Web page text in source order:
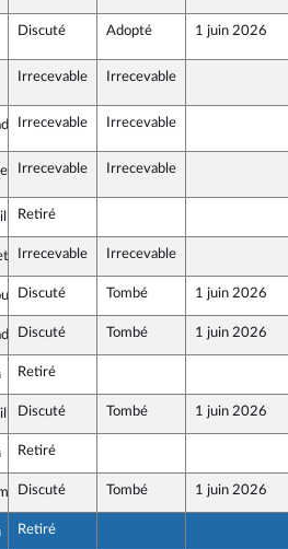
n°181
- Nouveau Front Populaire
Discuté Adopté 1 juin 2026
n°181
- Nouveau Front Populaire
Irrecevable Irrecevable
n°181
Irrecevable Irrecevable
n°181
Léautey
Irrecevable Irrecevable
Retiré
Irrecevable Irrecevable
et Républicaine
Discuté Tombé 1 juin 2026
Discuté Tombé 1 juin 2026
Retiré
Discuté Tombé 1 juin 2026
Retiré
Discuté Tombé 1 juin 2026
Retiré